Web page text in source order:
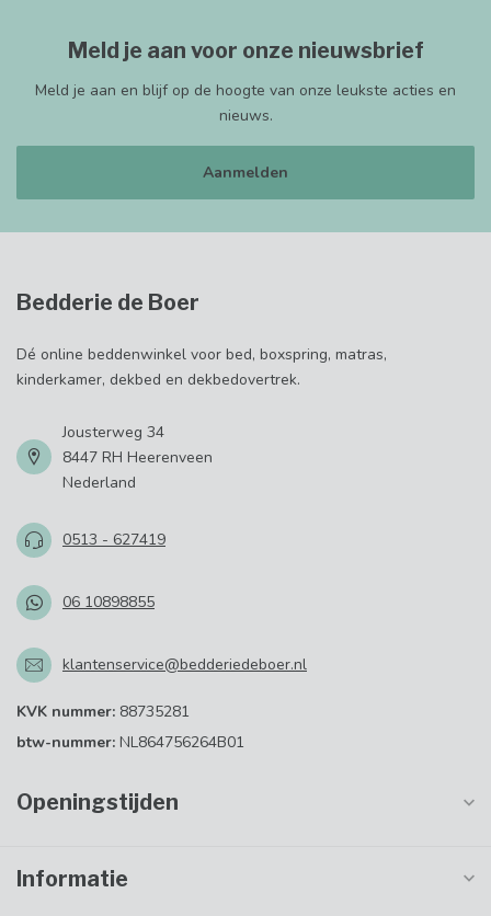
Meld je aan voor onze nieuwsbrief
Meld je aan en blijf op de hoogte van onze leukste acties en
nieuws.
Aanmelden
Bedderie de Boer
Dé online beddenwinkel voor bed, boxspring, matras,
kinderkamer, dekbed en dekbedovertrek.
Jousterweg 34
8447 RH Heerenveen
Nederland
0513 - 627419
06 10898855
klantenservice@bedderiedeboer.nl
KVK nummer: 88735281
btw-nummer: NL864756264B01
Openingstijden
Informatie